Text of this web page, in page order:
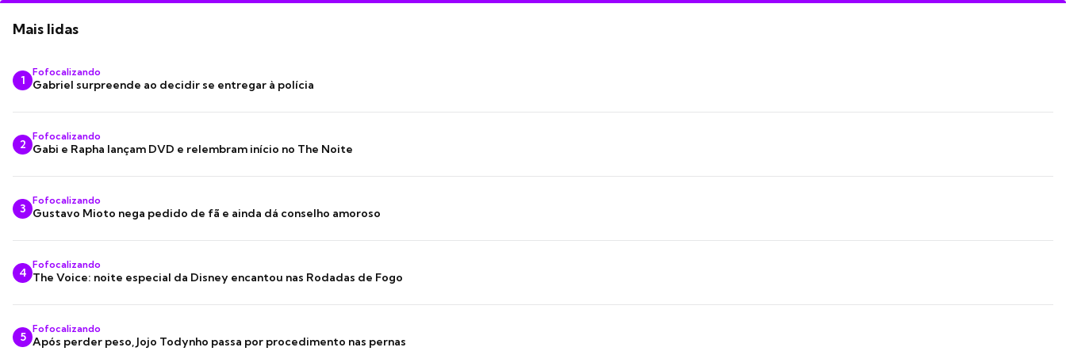
Mais lidas
1
Fofocalizando
Gabriel surpreende ao decidir se entregar à polícia
2
Fofocalizando
Gabi e Rapha lançam DVD e relembram início no The Noite
3
Fofocalizando
Gustavo Mioto nega pedido de fã e ainda dá conselho amoroso
4
Fofocalizando
The Voice: noite especial da Disney encantou nas Rodadas de Fogo
5
Fofocalizando
Após perder peso, Jojo Todynho passa por procedimento nas pernas